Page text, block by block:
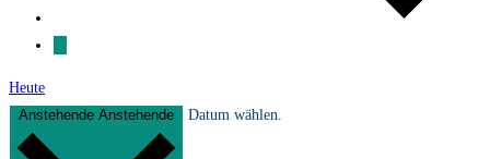
Heute
Anstehende Anstehende Datum wählen.